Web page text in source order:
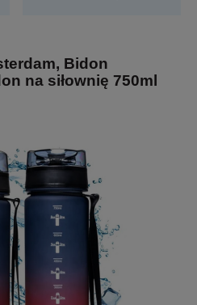
Bidon
na siłownię 750ml